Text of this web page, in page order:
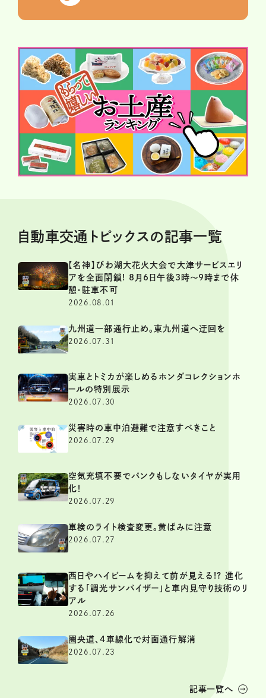
自動車交通トピックスの記事一覧
【名神】びわ湖大花火大会で大津サービスエリ
アを全面閉鎖! 8月6日午後3時～9時まで休
憩・駐車不可
2026.08.01
九州道一部通行止め。東九州道へ迂回を
2026.07.31
実車とトミカが楽しめるホンダコレクションホ
ールの特別展示
2026.07.30
災害時の車中泊避難で注意すべきこと
2026.07.29
空気充填不要でパンクもしないタイヤが実用
化！
2026.07.29
車検のライト検査変更。黄ばみに注意
2026.07.27
西日やハイビームを抑えて前が見える!? 進化
する「調光サンバイザー」と車内見守り技術のリ
アル
2026.07.26
圏央道、4車線化で対面通行解消
2026.07.23
記事一覧へ